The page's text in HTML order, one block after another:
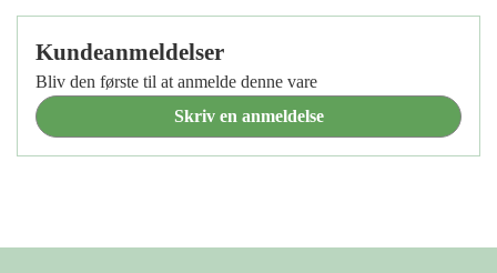
Kundeanmeldelser
Bliv den første til at anmelde denne vare
Skriv en anmeldelse